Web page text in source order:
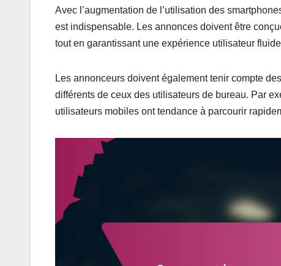
Avec l’augmentation de l’utilisation des
est indispensable. Les annonces doivent être
tout en garantissant une expérience utilisateur
Les annonceurs doivent également tenir compte
différents de ceux des utilisateurs de bureau. Par
utilisateurs mobiles ont tendance à parcourir